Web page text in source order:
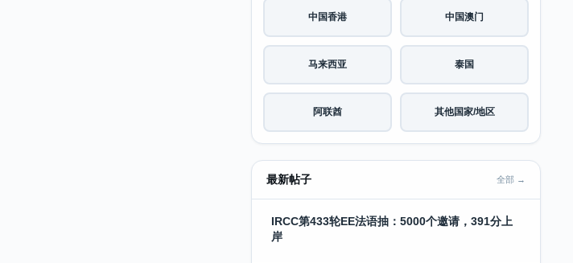
中国香港 中国澳门
马来西亚 泰国
阿联酋 其他国家/地区
最新帖子 全部 →
IRCC第433轮EE法语抽：5000个邀请，391分上
岸